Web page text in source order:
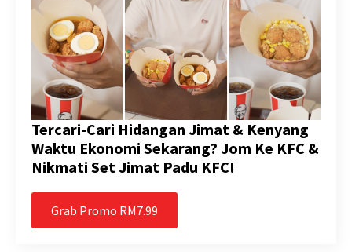
Tercari-Cari Hidangan Jimat & Kenyang
Waktu Ekonomi Sekarang? Jom Ke KFC &
Nikmati Set Jimat Padu KFC!
Grab Promo RM7.99